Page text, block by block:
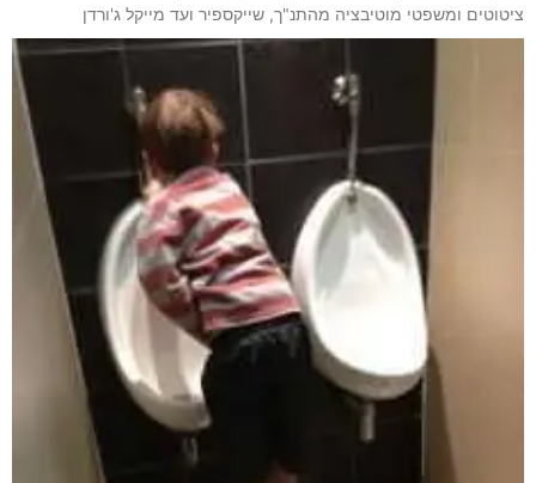
ציטוטים ומשפטי מוטיבציה מהתנ"ך, שייקספיר ועד מייקל ג'ורדן